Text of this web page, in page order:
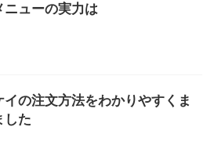
ニューの実力は
イの注文方法をわかりやすくま
した